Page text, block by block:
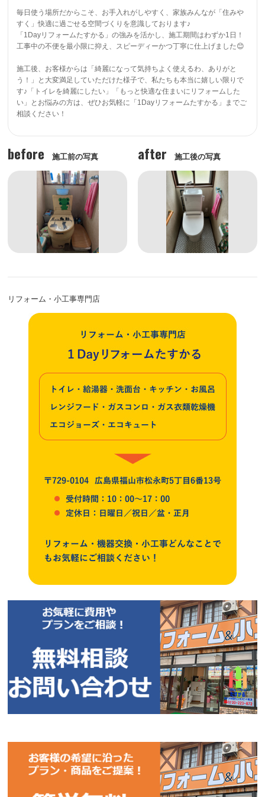
毎日使う場所だからこそ、お手入れがしやすく、家族みんなが「住みや
すく」快適に過ごせる空間づくりを意識しております♪
「1Dayリフォームたすかる」の強みを活かし、施工期間はわずか1日！
工事中の不便を最小限に抑え、スピーディーかつ丁寧に仕上げました😊
施工後、お客様からは「綺麗になって気持ちよく使えるわ、ありがと
う！」と大変満足していただけた様子で、私たちも本当に嬉しい限りで
す♪「トイレを綺麗にしたい」「もっと快適な住まいにリフォームした
い」とお悩みの方は、ぜひお気軽に「1Dayリフォームたすかる」までご
相談ください！
before 施工前の写真 after 施工後の写真
リフォーム・小工事専門店